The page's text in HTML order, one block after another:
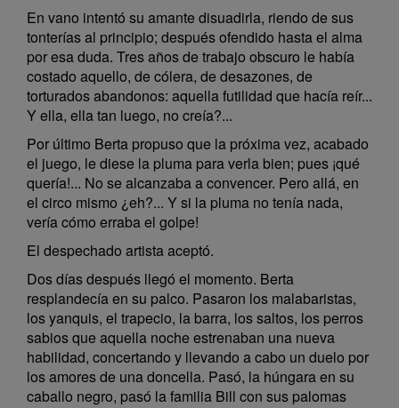
En vano intentó su amante disuadirla, riendo de sus
tonterías al principio; después ofendido hasta el alma
por esa duda. Tres años de trabajo obscuro le había
costado aquello, de cólera, de desazones, de
torturados abandonos: aquella futilidad que hacía reír...
Y ella, ella tan luego, no creía?...
Por último Berta propuso que la próxima vez, acabado
el juego, le diese la pluma para verla bien; pues ¡qué
quería!... No se alcanzaba a convencer. Pero allá, en
el circo mismo ¿eh?... Y si la pluma no tenía nada,
vería cómo erraba el golpe!
El despechado artista aceptó.
Dos días después llegó el momento. Berta
resplandecía en su palco. Pasaron los malabaristas,
los yanquis, el trapecio, la barra, los saltos, los perros
sabios que aquella noche estrenaban una nueva
habilidad, concertando y llevando a cabo un duelo por
los amores de una doncella. Pasó, la húngara en su
caballo negro, pasó la familia Bill con sus palomas